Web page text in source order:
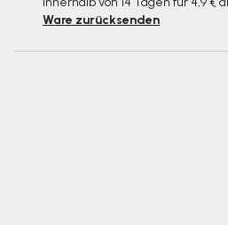
Ware zurücksenden